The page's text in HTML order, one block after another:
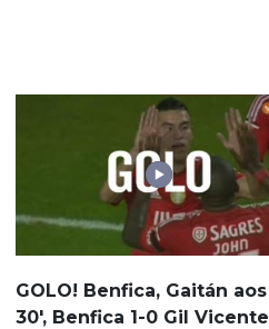
GOLO! Benfica, Gaitán aos
30', Benfica 1-0 Gil Vicente